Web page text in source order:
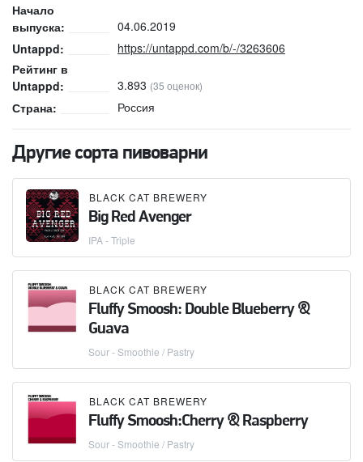
Начало
выпуска:
04.06.2019
Untappd:
https://untappd.com/b/-/3263606
Рейтинг в
Untappd:
3.893 (35 оценок)
Страна: Россия
Другие сорта пивоварни
BLACK CAT BREWERY
Big Red Avenger
IPA - Triple
BLACK CAT BREWERY
Fluffy Smoosh: Double Blueberry &
Guava
Sour - Smoothie / Pastry
BLACK CAT BREWERY
Fluffy Smoosh:Cherry & Raspberry
Sour - Smoothie / Pastry